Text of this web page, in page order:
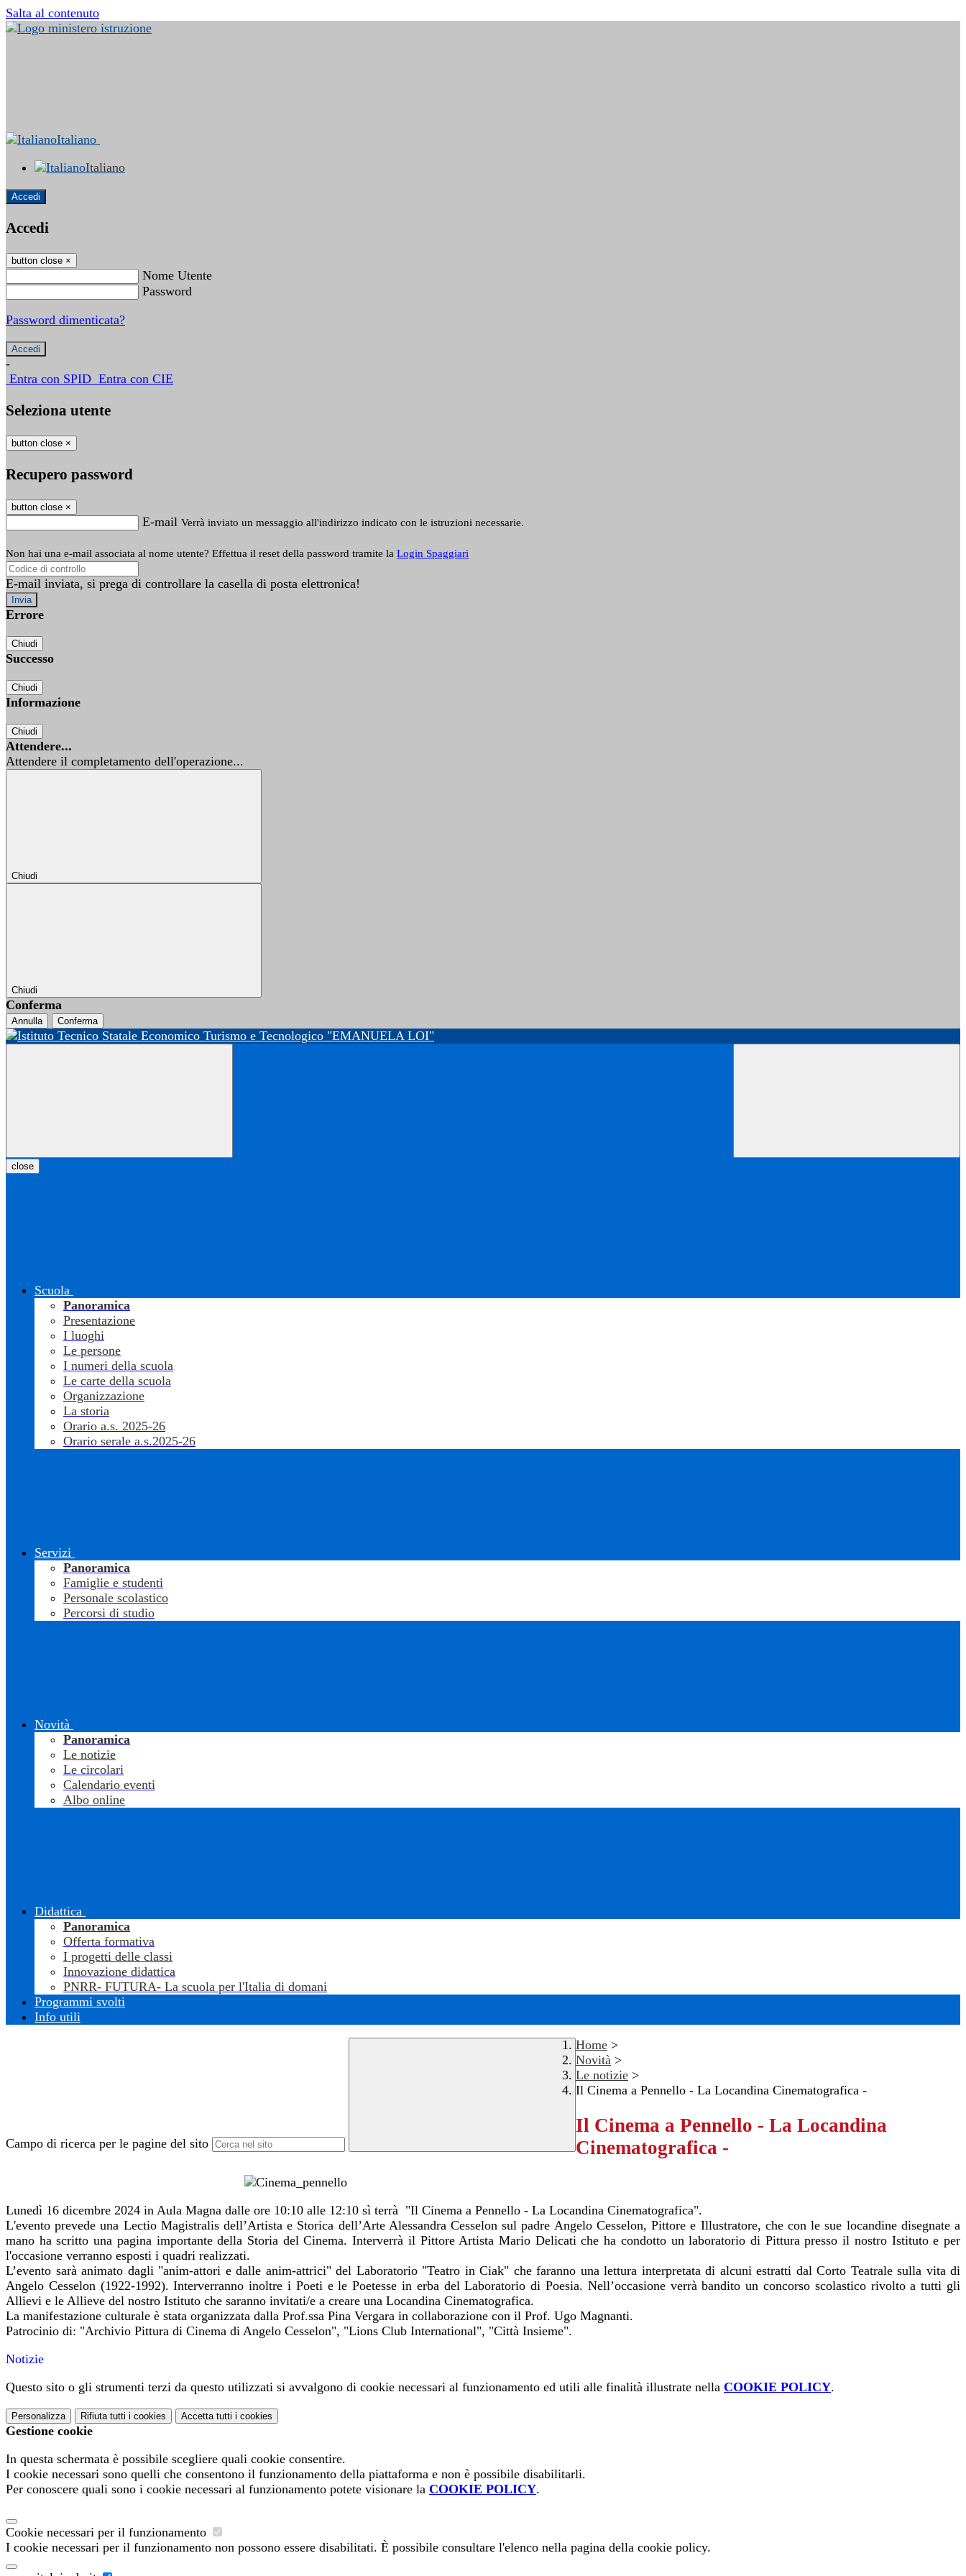
Salta al contenuto
Italiano
Italiano
Accedi
Accedi
button close ×
Nome Utente
Password
Password dimenticata?
-
Entra con SPID Entra con CIE
Seleziona utente
button close ×
Recupero password
button close ×
E-mail Verrà inviato un messaggio all'indirizzo indicato con le istruzioni necessarie.
Non hai una e-mail associata al nome utente? Effettua il reset della password tramite la Login Spaggiari
E-mail inviata, si prega di controllare la casella di posta elettronica!
Errore
Chiudi
Successo
Chiudi
Informazione
Chiudi
Attendere...
Attendere il completamento dell'operazione...
Chiudi
Chiudi
Conferma
Annulla Conferma
close
Scuola
Panoramica
Presentazione
I luoghi
Le persone
I numeri della scuola
Le carte della scuola
Organizzazione
La storia
Orario a.s. 2025-26
Orario serale a.s.2025-26
Servizi
Panoramica
Famiglie e studenti
Personale scolastico
Percorsi di studio
Novità
Panoramica
Le notizie
Le circolari
Calendario eventi
Albo online
Didattica
Panoramica
Offerta formativa
I progetti delle classi
Innovazione didattica
PNRR- FUTURA- La scuola per l'Italia di domani
Programmi svolti
Info utili
Campo di ricerca per le pagine del sito
Home >
Novità >
Le notizie >
Il Cinema a Pennello - La Locandina Cinematografica -
Il Cinema a Pennello - La Locandina
Cinematografica -
Lunedì 16 dicembre 2024 in Aula Magna dalle ore 10:10 alle 12:10 sì terrà "Il Cinema a Pennello - La Locandina Cinematografica".
L'evento prevede una Lectio Magistralis dell’Artista e Storica dell’Arte Alessandra Cesselon sul padre Angelo Cesselon, Pittore e Illustratore, che con le sue locandine disegnate a
mano ha scritto una pagina importante della Storia del Cinema. Interverrà il Pittore Artista Mario Delicati che ha condotto un laboratorio di Pittura presso il nostro Istituto e per
l'occasione verranno esposti i quadri realizzati.
L’evento sarà animato dagli "anim-attori e dalle anim-attrici" del Laboratorio "Teatro in Ciak" che faranno una lettura interpretata di alcuni estratti dal Corto Teatrale sulla vita di
Angelo Cesselon (1922-1992). Interverranno inoltre i Poeti e le Poetesse in erba del Laboratorio di Poesia. Nell’occasione verrà bandito un concorso scolastico rivolto a tutti gli
Allievi e le Allieve del nostro Istituto che saranno invitati/e a creare una Locandina Cinematografica.
La manifestazione culturale è stata organizzata dalla Prof.ssa Pina Vergara in collaborazione con il Prof. Ugo Magnanti.
Patrocinio di: "Archivio Pittura di Cinema di Angelo Cesselon", "Lions Club International", "Città Insieme".
Notizie
Questo sito o gli strumenti terzi da questo utilizzati si avvalgono di cookie necessari al funzionamento ed utili alle finalità illustrate nella COOKIE POLICY.
Personalizza Rifiuta tutti i cookies Accetta tutti i cookies
Gestione cookie
In questa schermata è possibile scegliere quali cookie consentire.
I cookie necessari sono quelli che consentono il funzionamento della piattaforma e non è possibile disabilitarli.
Per conoscere quali sono i cookie necessari al funzionamento potete visionare la COOKIE POLICY.
Cookie necessari per il funzionamento
I cookie necessari per il funzionamento non possono essere disabilitati. È possibile consultare l'elenco nella pagina della cookie policy.